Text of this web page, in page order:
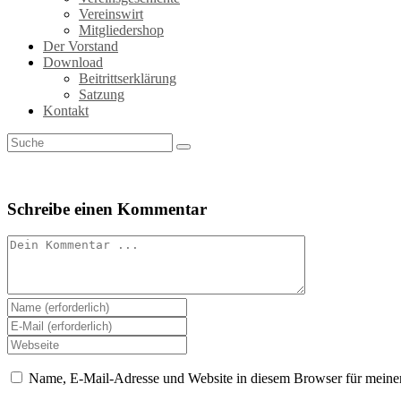
Vereinswirt
Mitgliedershop
Der Vorstand
Download
Beitrittserklärung
Satzung
Kontakt
Schreibe einen Kommentar
Kommentieren
Gib
deinen
Namen
oder
Benutzernamen
zum
Gib
deine
E-
Mail-
Adresse
Gib
deine
Website-
Name, E-Mail-Adresse und Website in diesem Browser für